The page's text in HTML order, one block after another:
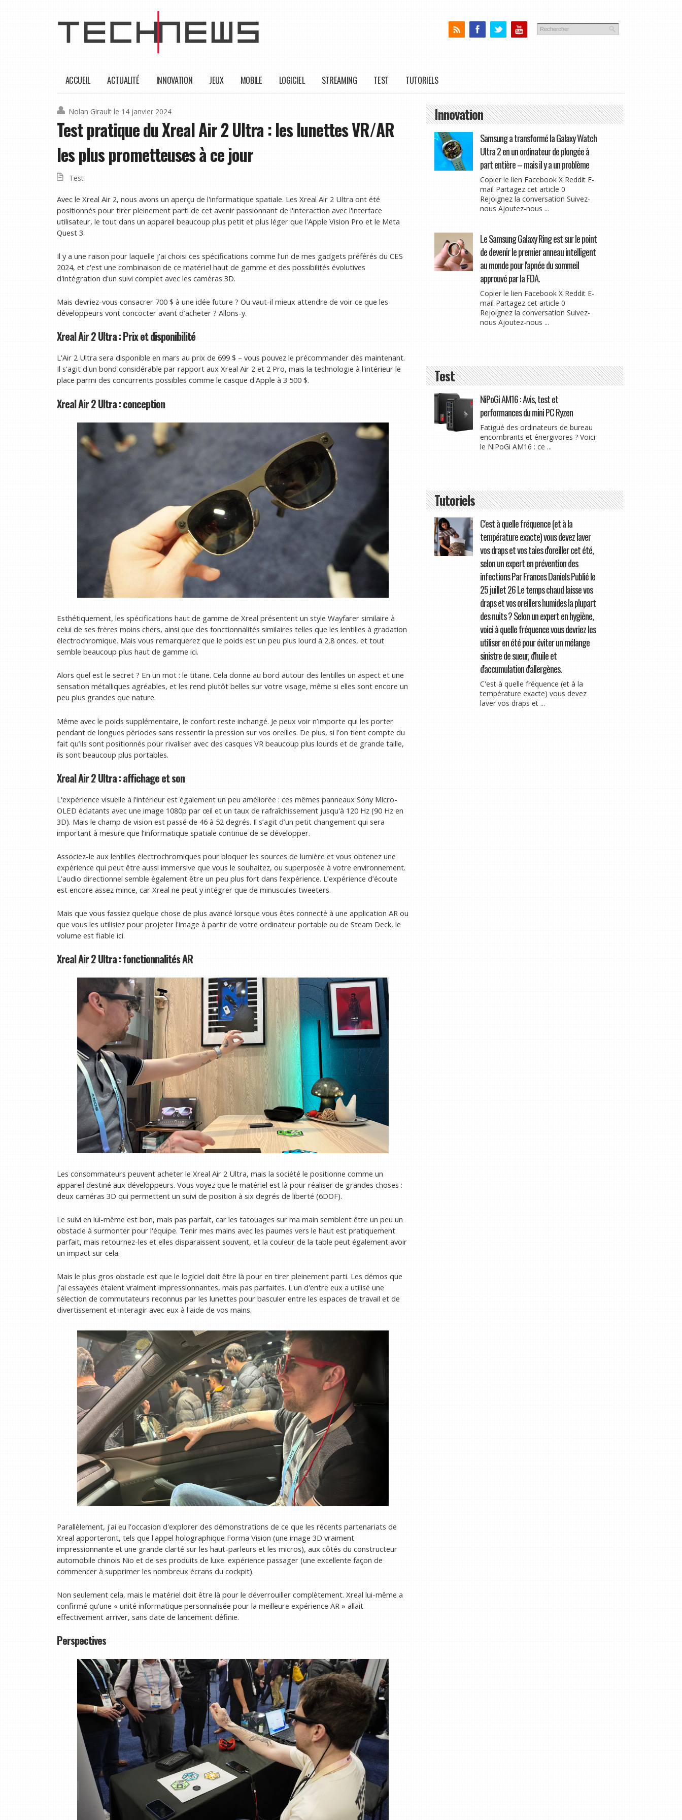
ACCUEIL ACTUALITÉ INNOVATION JEUX MOBILE LOGICIEL STREAMING TEST TUTORIELS
Nolan Girault le 14 janvier 2024
Test pratique du Xreal Air 2 Ultra : les lunettes VR/AR
les plus prometteuses à ce jour
Test
Avec le Xreal Air 2, nous avons un aperçu de l'informatique spatiale. Les Xreal Air 2 Ultra ont été
positionnés pour tirer pleinement parti de cet avenir passionnant de l'interaction avec l'interface
utilisateur, le tout dans un appareil beaucoup plus petit et plus léger que l'Apple Vision Pro et le Meta
Quest 3.
Il y a une raison pour laquelle j'ai choisi ces spécifications comme l'un de mes gadgets préférés du CES
2024, et c'est une combinaison de ce matériel haut de gamme et des possibilités évolutives
d'intégration d'un suivi complet avec les caméras 3D.
Mais devriez-vous consacrer 700 $ à une idée future ? Ou vaut-il mieux attendre de voir ce que les
développeurs vont concocter avant d’acheter ? Allons-y.
Xreal Air 2 Ultra : Prix et disponibilité
L'Air 2 Ultra sera disponible en mars au prix de 699 $ – vous pouvez le précommander dès maintenant.
Il s'agit d'un bond considérable par rapport aux Xreal Air 2 et 2 Pro, mais la technologie à l'intérieur le
place parmi des concurrents possibles comme le casque d'Apple à 3 500 $.
Xreal Air 2 Ultra : conception
Esthétiquement, les spécifications haut de gamme de Xreal présentent un style Wayfarer similaire à
celui de ses frères moins chers, ainsi que des fonctionnalités similaires telles que les lentilles à gradation
électrochromique. Mais vous remarquerez que le poids est un peu plus lourd à 2,8 onces, et tout
semble beaucoup plus haut de gamme ici.
Alors quel est le secret ? En un mot : le titane. Cela donne au bord autour des lentilles un aspect et une
sensation métalliques agréables, et les rend plutôt belles sur votre visage, même si elles sont encore un
peu plus grandes que nature.
Même avec le poids supplémentaire, le confort reste inchangé. Je peux voir n’importe qui les porter
pendant de longues périodes sans ressentir la pression sur vos oreilles. De plus, si l’on tient compte du
fait qu’ils sont positionnés pour rivaliser avec des casques VR beaucoup plus lourds et de grande taille,
ils sont beaucoup plus portables.
Xreal Air 2 Ultra : affichage et son
L'expérience visuelle à l'intérieur est également un peu améliorée : ces mêmes panneaux Sony Micro-
OLED éclatants avec une image 1080p par œil et un taux de rafraîchissement jusqu'à 120 Hz (90 Hz en
3D). Mais le champ de vision est passé de 46 à 52 degrés. Il s’agit d’un petit changement qui sera
important à mesure que l’informatique spatiale continue de se développer.
Associez-le aux lentilles électrochromiques pour bloquer les sources de lumière et vous obtenez une
expérience qui peut être aussi immersive que vous le souhaitez, ou superposée à votre environnement.
L’audio directionnel semble également être un peu plus fort dans l’expérience. L’expérience d’écoute
est encore assez mince, car Xreal ne peut y intégrer que de minuscules tweeters.
Mais que vous fassiez quelque chose de plus avancé lorsque vous êtes connecté à une application AR ou
que vous les utilisiez pour projeter l'image à partir de votre ordinateur portable ou de Steam Deck, le
volume est fiable ici.
Xreal Air 2 Ultra : fonctionnalités AR
Les consommateurs peuvent acheter le Xreal Air 2 Ultra, mais la société le positionne comme un
appareil destiné aux développeurs. Vous voyez que le matériel est là pour réaliser de grandes choses :
deux caméras 3D qui permettent un suivi de position à six degrés de liberté (6DOF).
Le suivi en lui-même est bon, mais pas parfait, car les tatouages ​​sur ma main semblent être un peu un
obstacle à surmonter pour l'équipe. Tenir mes mains avec les paumes vers le haut est pratiquement
parfait, mais retournez-les et elles disparaissent souvent, et la couleur de la table peut également avoir
un impact sur cela.
Mais le plus gros obstacle est que le logiciel doit être là pour en tirer pleinement parti. Les démos que
j’ai essayées étaient vraiment impressionnantes, mais pas parfaites. L'un d'entre eux a utilisé une
sélection de commutateurs reconnus par les lunettes pour basculer entre les espaces de travail et de
divertissement et interagir avec eux à l'aide de vos mains.
Parallèlement, j'ai eu l'occasion d'explorer des démonstrations de ce que les récents partenariats de
Xreal apporteront, tels que l'appel holographique Forma Vision (une image 3D vraiment
impressionnante et une grande clarté sur les haut-parleurs et les micros), aux côtés du constructeur
automobile chinois Nio et de ses produits de luxe. expérience passager (une excellente façon de
commencer à supprimer les nombreux écrans du cockpit).
Non seulement cela, mais le matériel doit être là pour le déverrouiller complètement. Xreal lui-même a
confirmé qu'une « unité informatique personnalisée pour la meilleure expérience AR » allait
effectivement arriver, sans date de lancement définie.
Perspectives
Innovation
Samsung a transformé la Galaxy Watch
Ultra 2 en un ordinateur de plongée à
part entière – mais il y a un problème
Copier le lien Facebook X Reddit E-
mail Partagez cet article 0
Rejoignez la conversation Suivez-
nous Ajoutez-nous ...
Le Samsung Galaxy Ring est sur le point
de devenir le premier anneau intelligent
au monde pour l'apnée du sommeil
approuvé par la FDA.
Copier le lien Facebook X Reddit E-
mail Partagez cet article 0
Rejoignez la conversation Suivez-
nous Ajoutez-nous ...
Test
NiPoGi AM16 : Avis, test et
performances du mini PC Ryzen
Fatigué des ordinateurs de bureau
encombrants et énergivores ? Voici
le NiPoGi AM16 : ce ...
Tutoriels
C'est à quelle fréquence (et à la
température exacte) vous devez laver
vos draps et vos taies d'oreiller cet été,
selon un expert en prévention des
infections Par Frances Daniels Publié le
25 juillet 26 Le temps chaud laisse vos
draps et vos oreillers humides la plupart
des nuits ? Selon un expert en hygiène,
voici à quelle fréquence vous devriez les
utiliser en été pour éviter un mélange
sinistre de sueur, d'huile et
d'accumulation d'allergènes.
C'est à quelle fréquence (et à la
température exacte) vous devez
laver vos draps et ...